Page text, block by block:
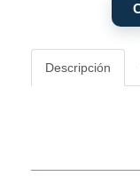
Descripción